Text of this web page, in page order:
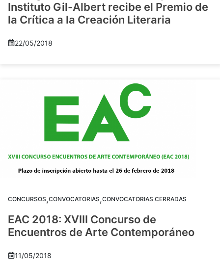
Instituto Gil-Albert recibe el Premio de
la Crítica a la Creación Literaria
22/05/2018
CONCURSOS,CONVOCATORIAS,CONVOCATORIAS CERRADAS
EAC 2018: XVIII Concurso de
Encuentros de Arte Contemporáneo
11/05/2018